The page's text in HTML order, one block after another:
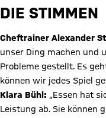
DIE STIMMEN
Cheftrainer Alexander
unser Ding machen und
Probleme gestellt. Es
können wir jedes Spiel
Klara Bühl: „Essen hat
Leistung ab. Sie können